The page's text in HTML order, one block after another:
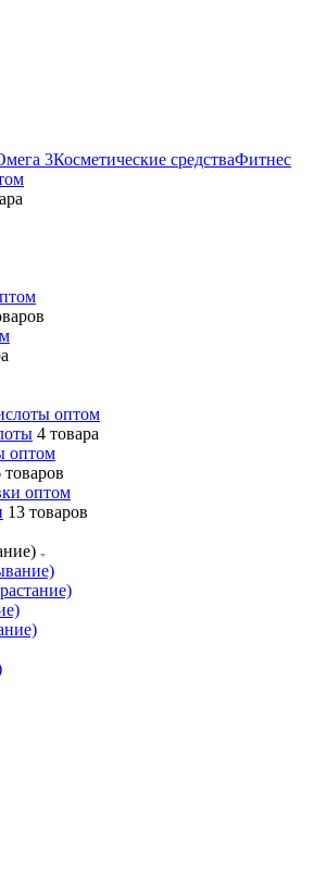
3Косметические средстваФитнес
4 товара
товаров
13 товаров